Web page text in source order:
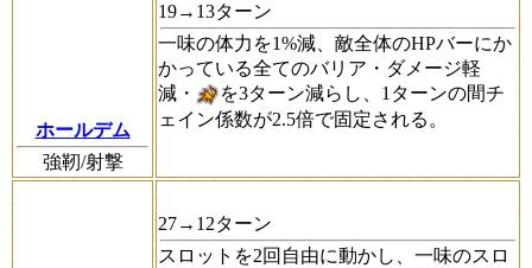
ホールデム
強靭/射撃
19→13ターン
一味の体力を1%減、敵全体のHPバーにか
かっている全てのバリア・ダメージ軽
減・
を3ターン減らし、1ターンの間チ
ェイン係数が2.5倍で固定される。
27→12ターン
スロットを2回自由に動かし、一味のスロ